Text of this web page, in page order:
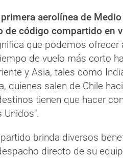
aerolínea de
de código compartido en
que podemos ofrecer
de vuelo más corto
y Asia, tales como
quienes salen de Chile
tienen que hacer
Unidos".
brinda diversos
directo de su